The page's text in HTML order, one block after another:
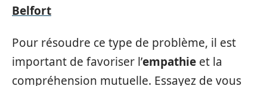
Belfort
Pour résoudre ce type de problème, il est
important de favoriser l’empathie et la
compréhension mutuelle. Essayez de vous